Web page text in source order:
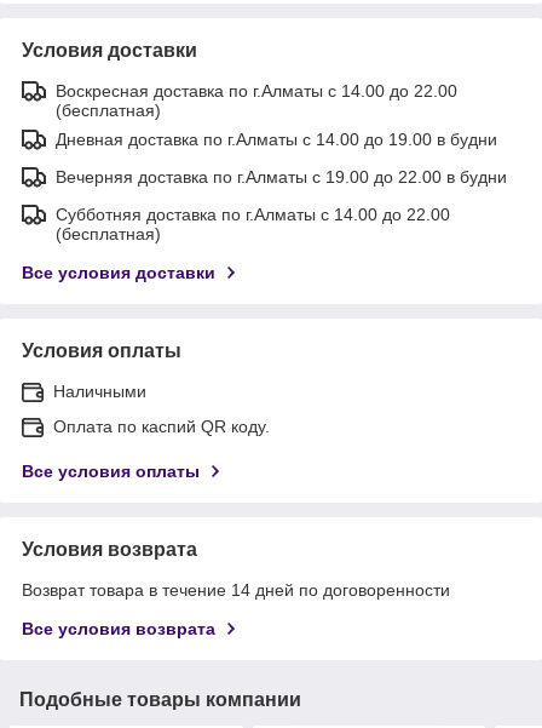
Условия доставки
Воскресная доставка по г.Алматы с 14.00 до 22.00
(бесплатная)
Дневная доставка по г.Алматы с 14.00 до 19.00 в будни
Вечерняя доставка по г.Алматы с 19.00 до 22.00 в будни
Субботняя доставка по г.Алматы с 14.00 до 22.00
(бесплатная)
Все условия доставки
Условия оплаты
Наличными
Оплата по каспий QR коду.
Все условия оплаты
Условия возврата
Возврат товара в течение 14 дней по договоренности
Все условия возврата
Подобные товары компании